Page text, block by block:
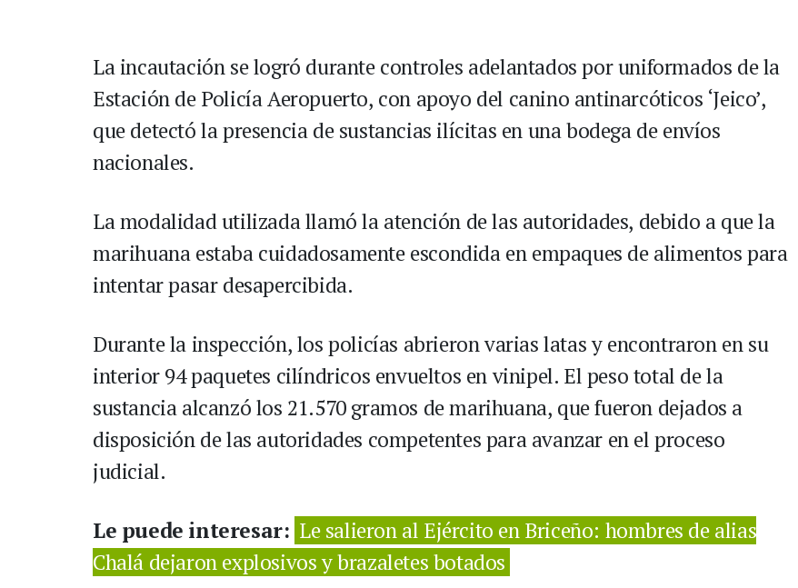
La incautación se logró durante controles adelantados por uniformados de la
Estación de Policía Aeropuerto, con apoyo del canino antinarcóticos ‘Jeico’,
que detectó la presencia de sustancias ilícitas en una bodega de envíos
nacionales.
La modalidad utilizada llamó la atención de las autoridades, debido a que la
marihuana estaba cuidadosamente escondida en empaques de alimentos para
intentar pasar desapercibida.
Durante la inspección, los policías abrieron varias latas y encontraron en su
interior 94 paquetes cilíndricos envueltos en vinipel. El peso total de la
sustancia alcanzó los 21.570 gramos de marihuana, que fueron dejados a
disposición de las autoridades competentes para avanzar en el proceso
judicial.
Le puede interesar: Le salieron al Ejército en Briceño: hombres de alias
Chalá dejaron explosivos y brazaletes botados